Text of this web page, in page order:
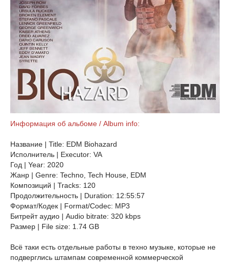
Информация об альбоме / Album info:
Название | Title: EDM Biohazard
Исполнитель | Executor: VA
Год | Year: 2020
Жанр | Genre: Techno, Tech House, EDM
Композиций | Tracks: 120
Продолжительность | Duration: 12:55:57
Формат/Кодек | Format/Codec: MP3
Битрейт аудио | Audio bitrate: 320 kbps
Размер | File size: 1.74 GB
Всё таки есть отдельные работы в техно музыке, которые не
подверглись штампам современной коммерческой